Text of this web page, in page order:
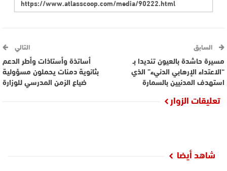
السابق
مسيرة حاشدة بالعيون تنديدا بـ
“الاعتداء الإرهابي الدنيء” الذي
استهدف المدنيين بالسمارة
التالي
أساتذة وأستاذات وأطر الدعم
بثانوية دمنات يحملون مسؤولية
ضياع الزمن المدرسي للوزارة
تعليقات الزوار
شاهد أيضا